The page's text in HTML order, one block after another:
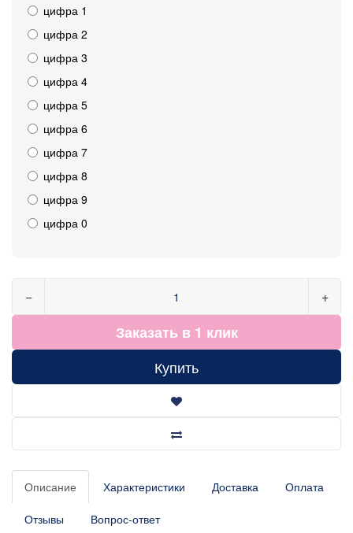
цифра 1
цифра 2
цифра 3
цифра 4
цифра 5
цифра 6
цифра 7
цифра 8
цифра 9
цифра 0
− +
Заказать в 1 клик
Купить
Описание Характеристики Доставка Оплата
Отзывы Вопрос-ответ